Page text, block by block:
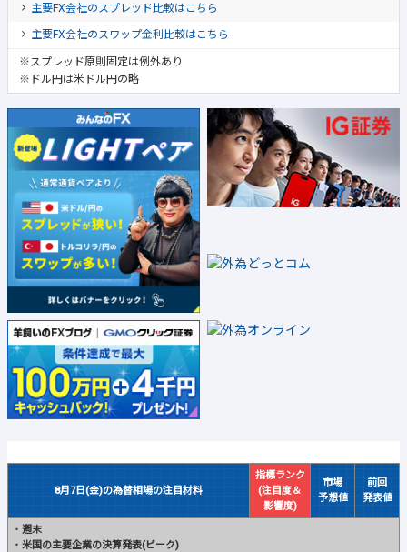
主要FX会社のスプレッド比較はこちら
主要FX会社のスワップ金利比較はこちら
※スプレッド原則固定は例外あり
※ドル円は米ドル円の略
8月7日(金)の為替相場の注目材料
指標ランク
(注目度＆
影響度)
市場
予想値
前回
発表値
・ 週末
・ 米国の主要企業の決算発表(ピーク)